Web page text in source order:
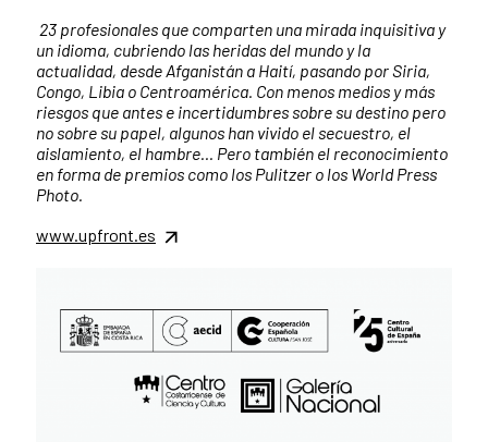
23 profesionales que comparten una mirada inquisitiva y
un idioma, cubriendo las heridas del mundo y la
actualidad, desde Afganistán a Haití, pasando por Siria,
Congo, Libia o Centroamérica. Con menos medios y más
riesgos que antes e incertidumbres sobre su destino pero
no sobre su papel, algunos han vivido el secuestro, el
aislamiento, el hambre... Pero también el reconocimiento
en forma de premios como los Pulitzer o los World Press
Photo.
www.upfront.es